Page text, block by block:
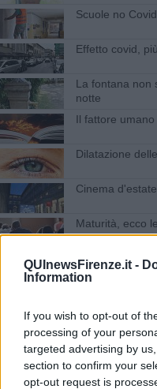
QUInewsFirenze.it -
Information
If you wish to opt-out of
processing of your
targeted advertising by
section to confirm your
opt-out request is
Scuole no
Effetto covid,
La fontana non
notte
Il fattore umano
Dilatazione
Cinema
Maturità, ecco
Uomo trovato
La matematica
dell'Alzheimer
Maturità 2024,
geometria